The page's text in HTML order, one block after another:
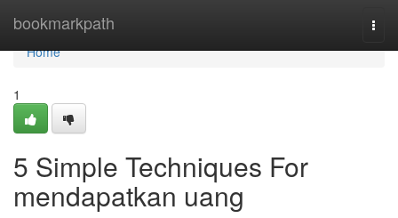
bookmarkpath
Home
Home
1
5 Simple Techniques For
mendapatkan uang